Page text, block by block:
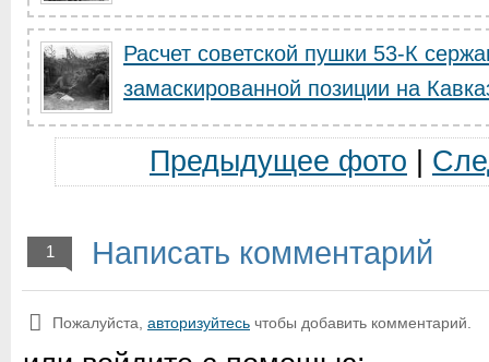
Расчет советской пушки 53-К
замаскированной позиции на
Предыдущее фото
1 Написать комментарий
Пожалуйста, авторизуйтесь чтобы добавить комментарий.